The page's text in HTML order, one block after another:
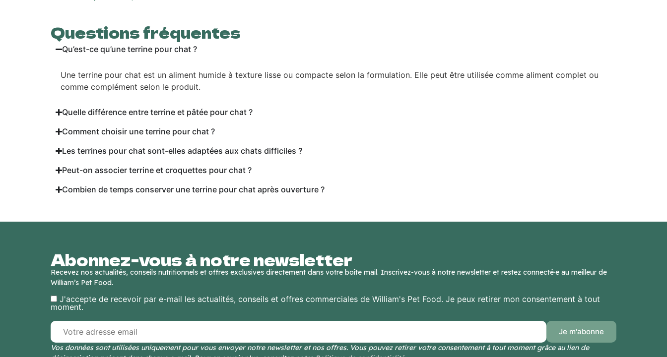
Questions fréquentes
Qu’est-ce qu’une terrine pour chat ?
Une terrine pour chat est un aliment humide à texture lisse ou compacte selon la formulation. Elle peut être utilisée comme aliment complet ou
comme complément selon le produit.
Quelle différence entre terrine et pâtée pour chat ?
Comment choisir une terrine pour chat ?
Les terrines pour chat sont-elles adaptées aux chats difficiles ?
Peut-on associer terrine et croquettes pour chat ?
Combien de temps conserver une terrine pour chat après ouverture ?
Abonnez-vous à notre newsletter
Recevez nos actualités, conseils nutritionnels et offres exclusives directement dans votre boîte mail. Inscrivez-vous à notre newsletter et restez connecté·e au meilleur de
William’s Pet Food.
J'accepte de recevoir par e-mail les actualités, conseils et offres commerciales de William's Pet Food. Je peux retirer mon consentement à tout
moment.
Vos données sont utilisées uniquement pour vous envoyer notre newsletter et nos offres. Vous pouvez retirer votre consentement à tout moment grâce au lien de